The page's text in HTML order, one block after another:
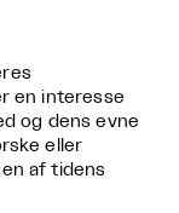
en interesse
og dens evne
eller
af tidens